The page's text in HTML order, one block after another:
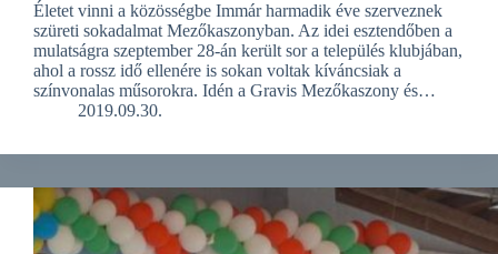
Életet vinni a közösségbe Immár harmadik éve szerveznek
szüreti sokadalmat Mezőkaszonyban. Az idei esztendőben a
mulatságra szeptember 28-án került sor a település klubjában,
ahol a rossz idő ellenére is sokan voltak kíváncsiak a
színvonalas műsorokra. Idén a Gravis Mezőkaszony és…
2019.09.30.